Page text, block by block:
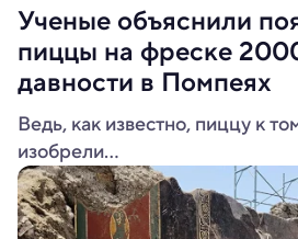
Ученые объяснили
пиццы на фреске
давности в Помпеях
Ведь, как известно, пиццу к
изобрели...